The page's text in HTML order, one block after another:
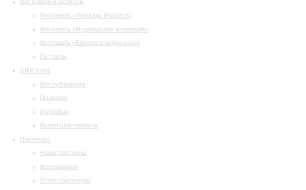
Фестивали и гастроли
Фестиваль «Площадь Искусств»
Фестиваль «Музыкальная коллекция»
Фестиваль «Барокко в белую ночь»
Гастроли
СМИ о нас
Все публикации
Рецензии
Интервью
Время Шостаковича
Партнеры
Наши партнеры
Фотогалерея
Стать партнером